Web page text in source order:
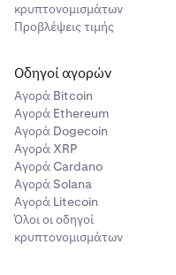
κρυπτονομισμάτων
Προβλέψεις τιμής
Οδηγοί αγορών
Αγορά Bitcoin
Αγορά Ethereum
Αγορά Dogecoin
Αγορά XRP
Αγορά Cardano
Αγορά Solana
Αγορά Litecoin
Όλοι οι οδηγοί
κρυπτονομισμάτων